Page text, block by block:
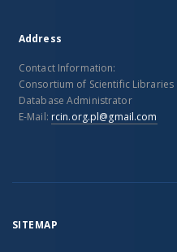
Address
Contact Information:
Consortium of Scientific Libraries
Database Administrator
E-Mail: rcin.org.pl@gmail.com
SITEMAP